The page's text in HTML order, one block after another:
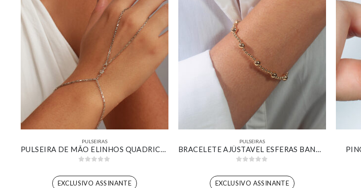
PULSEIRAS
PULSEIRA DE MÃO ELINHOS QUADRICULADOS BANHADO EM OURO BRANCO
EXCLUSIVO ASSINANTE
PULSEIRAS
BRACELETE AJÚSTAVEL ESFERAS BANHADO OURO 18K
EXCLUSIVO ASSINANTE